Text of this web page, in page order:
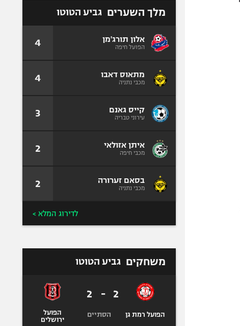
מלך השערים גביע הטוטו
אלון תורג'מן
הפועל חיפה 4
מתאוס דאבו
מכבי נתניה 4
קייס גאנם
עירוני טבריה 3
איתן אזולאי
מכבי חיפה 2
בסאם זערורה
מכבי נתניה 2
לדירוג המלא >
משחקים גביע הטוטו
הפועל רמת גן
2
-
2
הסתיים
הפועל
ירושלים